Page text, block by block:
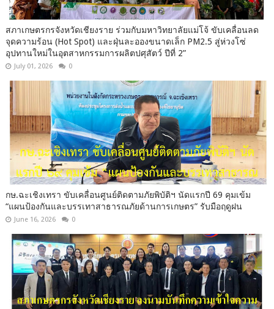
สภาเกษตรกรจังหวัดเชียงราย ร่วมกับมหาวิทยาลัยแม่โจ้ ขับเคลื่อนลด
จุดความร้อน (Hot Spot) และฝุ่นละอองขนาดเล็ก PM2.5 สู่ห่วงโซ่
อุปทานใหม่ในอุตสาหกรรมการผลิตปศุสัตว์ ปีที่ 2”
July 01, 2026 0
กษ.ฉะเชิงเทรา ขับเคลื่อนศูนย์ติดตามภัยพิบัติฯ นัดแรกปี 69 คุมเข้ม
“แผนป้องกันและบรรเทาสาธารณภัยด้านการเกษตร” รับมือฤดูฝน
June 16, 2026 0